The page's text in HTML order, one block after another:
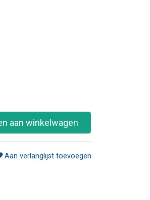
aan winkelwagen
Aan verlanglijst toevoegen